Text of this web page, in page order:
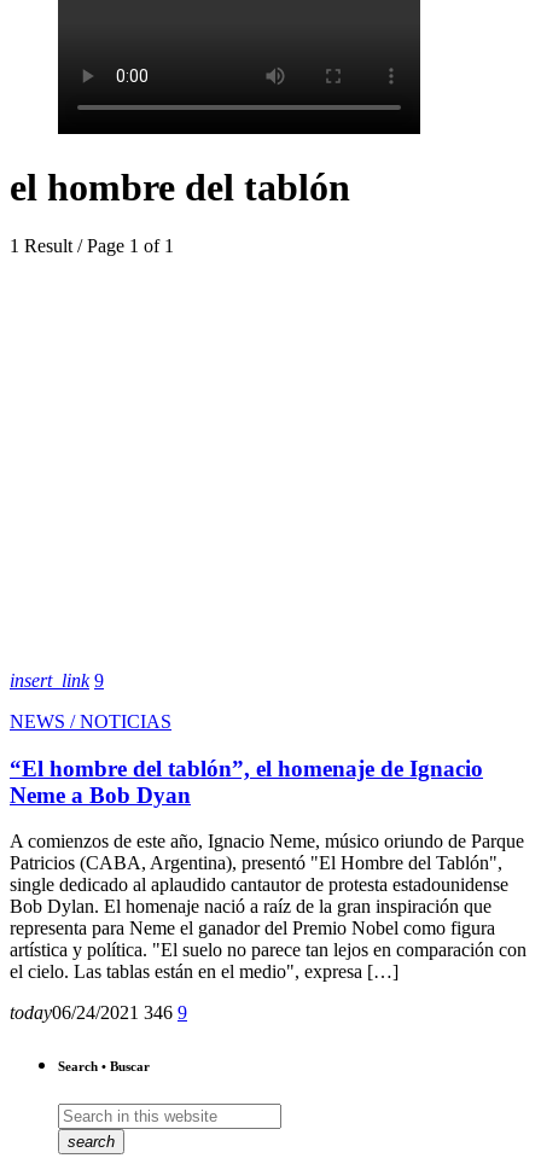
el hombre del tablón
1 Result / Page 1 of 1
insert_link 9
NEWS / NOTICIAS
“El hombre del tablón”, el homenaje de Ignacio
Neme a Bob Dyan
A comienzos de este año, Ignacio Neme, músico oriundo de Parque
Patricios (CABA, Argentina), presentó "El Hombre del Tablón",
single dedicado al aplaudido cantautor de protesta estadounidense
Bob Dylan. El homenaje nació a raíz de la gran inspiración que
representa para Neme el ganador del Premio Nobel como figura
artística y política. "El suelo no parece tan lejos en comparación con
el cielo. Las tablas están en el medio", expresa […]
today06/24/2021 346 9
Search • Buscar
search